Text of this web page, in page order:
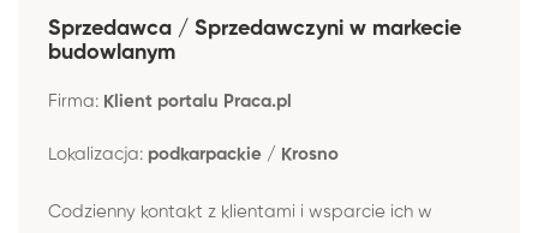
Sprzedawca / Sprzedawczyni w markecie
budowlanym
Firma: Klient portalu Praca.pl
Lokalizacja: podkarpackie / Krosno
Codzienny kontakt z klientami i wsparcie ich w